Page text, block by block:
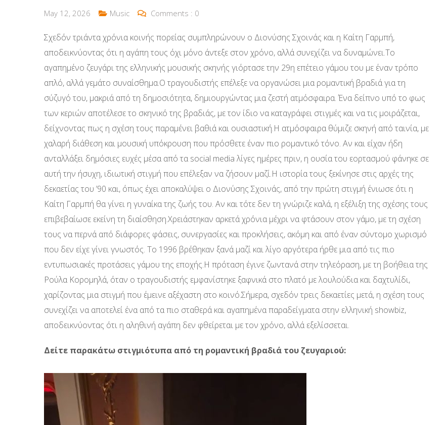
May 12, 2026 Music Comments : 0
Σχεδόν τριάντα χρόνια κοινής πορείας συμπληρώνουν ο Διονύσης Σχοινάς και η Καίτη Γαρμπή,
αποδεικνύοντας ότι η αγάπη τους όχι μόνο άντεξε στον χρόνο, αλλά συνεχίζει να δυναμώνει.Το
αγαπημένο ζευγάρι της ελληνικής μουσικής σκηνής γιόρτασε την 29η επέτειο γάμου του με έναν τρόπο
απλό, αλλά γεμάτο συναίσθημα.Ο τραγουδιστής επέλεξε να οργανώσει μια ρομαντική βραδιά για τη
σύζυγό του, μακριά από τη δημοσιότητα, δημιουργώντας μια ζεστή ατμόσφαιρα. Ένα δείπνο υπό το φως
των κεριών αποτέλεσε το σκηνικό της βραδιάς, με τον ίδιο να καταγράφει στιγμές και να τις μοιράζεται,
δείχνοντας πως η σχέση τους παραμένει βαθιά και ουσιαστική.Η ατμόσφαιρα θύμιζε σκηνή από ταινία, με
χαλαρή διάθεση και μουσική υπόκρουση που πρόσθετε έναν πιο ρομαντικό τόνο. Αν και είχαν ήδη
ανταλλάξει δημόσιες ευχές μέσα από τα social media λίγες ημέρες πριν, η ουσία του εορτασμού φάνηκε σε
αυτή την ήσυχη, ιδιωτική στιγμή που επέλεξαν να ζήσουν μαζί.Η ιστορία τους ξεκίνησε στις αρχές της
δεκαετίας του ’90 και, όπως έχει αποκαλύψει ο Διονύσης Σχοινάς, από την πρώτη στιγμή ένιωσε ότι η
Καίτη Γαρμπή θα γίνει η γυναίκα της ζωής του. Αν και τότε δεν τη γνώριζε καλά, η εξέλιξη της σχέσης τους
επιβεβαίωσε εκείνη τη διαίσθηση.Χρειάστηκαν αρκετά χρόνια μέχρι να φτάσουν στον γάμο, με τη σχέση
τους να περνά από διάφορες φάσεις, συνεργασίες και προκλήσεις, ακόμη και από έναν σύντομο χωρισμό
που δεν είχε γίνει γνωστός. Το 1996 βρέθηκαν ξανά μαζί και λίγο αργότερα ήρθε μια από τις πιο
εντυπωσιακές προτάσεις γάμου της εποχής.Η πρόταση έγινε ζωντανά στην τηλεόραση, με τη βοήθεια της
Ρούλα Κορομηλά, όταν ο τραγουδιστής εμφανίστηκε ξαφνικά στο πλατό με λουλούδια και δαχτυλίδι,
χαρίζοντας μια στιγμή που έμεινε αξέχαστη στο κοινό.Σήμερα, σχεδόν τρεις δεκαετίες μετά, η σχέση τους
συνεχίζει να αποτελεί ένα από τα πιο σταθερά και αγαπημένα παραδείγματα στην ελληνική showbiz,
αποδεικνύοντας ότι η αληθινή αγάπη δεν φθείρεται με τον χρόνο, αλλά εξελίσσεται.
Δείτε παρακάτω στιγμιότυπα από τη ρομαντική βραδιά του ζευγαριού: